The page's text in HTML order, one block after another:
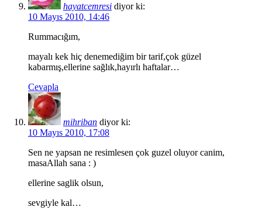
hayatcemresi diyor ki:
10 Mayıs 2010, 14:46
Rummacığım,
mayalı kek hiç denemediğim bir tarif,çok güzel
kabarmış,ellerine sağlık,hayırlı haftalar…
Cevapla
mihriban diyor ki:
10 Mayıs 2010, 17:08
Sen ne yapsan ne resimlesen çok guzel oluyor canim,
masaAllah sana : )
ellerine saglik olsun,
sevgiyle kal…